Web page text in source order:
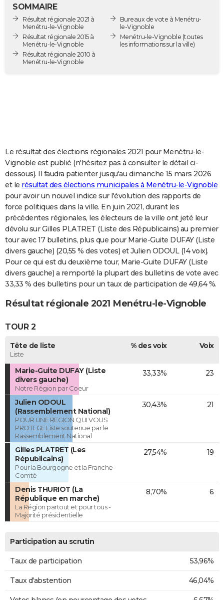
Destinations
City break
Voyage nature
Voyage de noces
Forum
Climat
GUIDES D'ACHAT
BONS PLANS
S'inscrire
Se connecter
Lycées
Collèges
Primaires
Universités
Entreprises
Service militaire
Avis de recherche
AVIS DE DÉCÈS
FORUM
Bricolage
SOMMAIRE
Résultat régionale 2021 à
Menétru-le-Vignoble
Résultat régionale 2015 à
Menétru-le-Vignoble
Résultat régionale 2010 à
Menétru-le-Vignoble
Bureaux de vote à Menétru-
le-Vignoble
Menétru-le-Vignoble (toutes
les informations sur la ville)
Le résultat des élections régionales 2021 pour Menétru-le-
Vignoble est publié (n'hésitez pas à consulter le détail ci-
dessous). Il faudra patienter jusqu'au dimanche 15 mars 2026
et le résultat des élections municipales à Menétru-le-Vignoble
pour avoir un nouvel indice sur l'évolution des rapports de
force politiques dans la ville. En juin 2021, durant les
précédentes régionales, les électeurs de la ville ont jeté leur
dévolu sur Gilles PLATRET (Liste des Républicains) au premier
tour avec 17 bulletins, plus que pour Marie-Guite DUFAY (Liste
divers gauche) (20,55 % des votes) et Julien ODOUL (14 voix).
Pour ce qui est du deuxième tour, Marie-Guite DUFAY (Liste
divers gauche) a remporté la plupart des bulletins de vote avec
33,33 % des bulletins pour un taux de participation de 49,64 %.
Résultat régionale 2021 Menétru-le-Vignoble
TOUR 2
Tête de liste
Liste
% des voix Voix
Marie-Guite DUFAY (Liste
divers gauche)
Notre Région par Coeur
33,33% 23
Julien ODOUL
(Rassemblement National)
POUR UNE REGION QUI VOUS
PROTEGE Liste soutenue par le
Rassemblement National
30,43% 21
Gilles PLATRET (Les
Républicains)
Pour la Bourgogne et la Franche-
Comté
27,54% 19
Denis THURIOT (La
République en marche)
La Région partout et pour tous -
Majorité présidentielle
8,70% 6
Participation au scrutin
Taux de participation 53,96%
Taux d'abstention 46,04%